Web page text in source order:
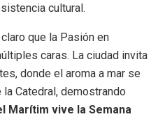
cultural.
que la Pasión en
caras. La ciudad invita
donde el aroma a mar se
Catedral, demostrando
Marítim vive la Semana